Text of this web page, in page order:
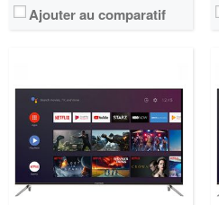
Ajouter au comparatif
Marque:LG
Prix:75000
Définition:UHD TV
View Details →